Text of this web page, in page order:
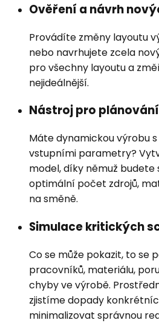
Ověření a návrh
Provádíte změny layoutu
nebo navrhujete zcela
pro všechny layoutu a
nejideálnější.
Nástroj pro
Máte dynamickou výrobu
vstupními parametry?
model, díky němuž budete
optimální počet zdrojů,
na směně.
Simulace kritických
Co se může pokazit, to se
pracovníků, materiálu,
chyby ve výrobě.
zjistíme dopady
minimalizovat správnou